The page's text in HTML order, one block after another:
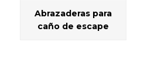
Abrazaderas para
caño de escape